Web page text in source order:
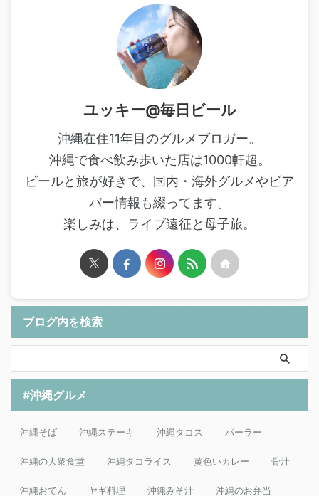
ユッキー@毎日ビール
沖縄在住11年目のグルメブロガー。
沖縄で食べ飲み歩いた店は1000軒超。
ビールと旅が好きで、国内・海外グルメやビア
バー情報も綴ってます。
楽しみは、ライブ遠征と母子旅。
ブログ内を検索
#沖縄グルメ
沖縄そば 沖縄ステーキ 沖縄タコス パーラー
沖縄の大衆食堂 沖縄タコライス 黄色いカレー 骨汁
沖縄おでん ヤギ料理 沖縄みそ汁 沖縄のお弁当